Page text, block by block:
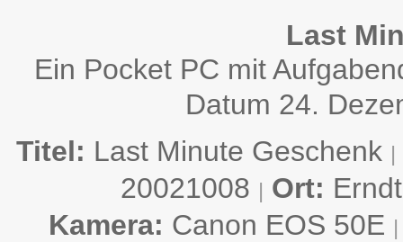
Last
Ein Pocket PC mit
Datum 24.
Titel: Last Minute Geschenk |
20021008 | Ort:
Kamera: Canon EOS 50E |